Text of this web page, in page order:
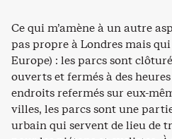
Ce qui m’amène à un autre
pas propre à Londres mais
Europe) : les parcs sont
ouverts et fermés à des
endroits refermés sur eux-
villes, les parcs sont une
urbain qui servent de lieu de